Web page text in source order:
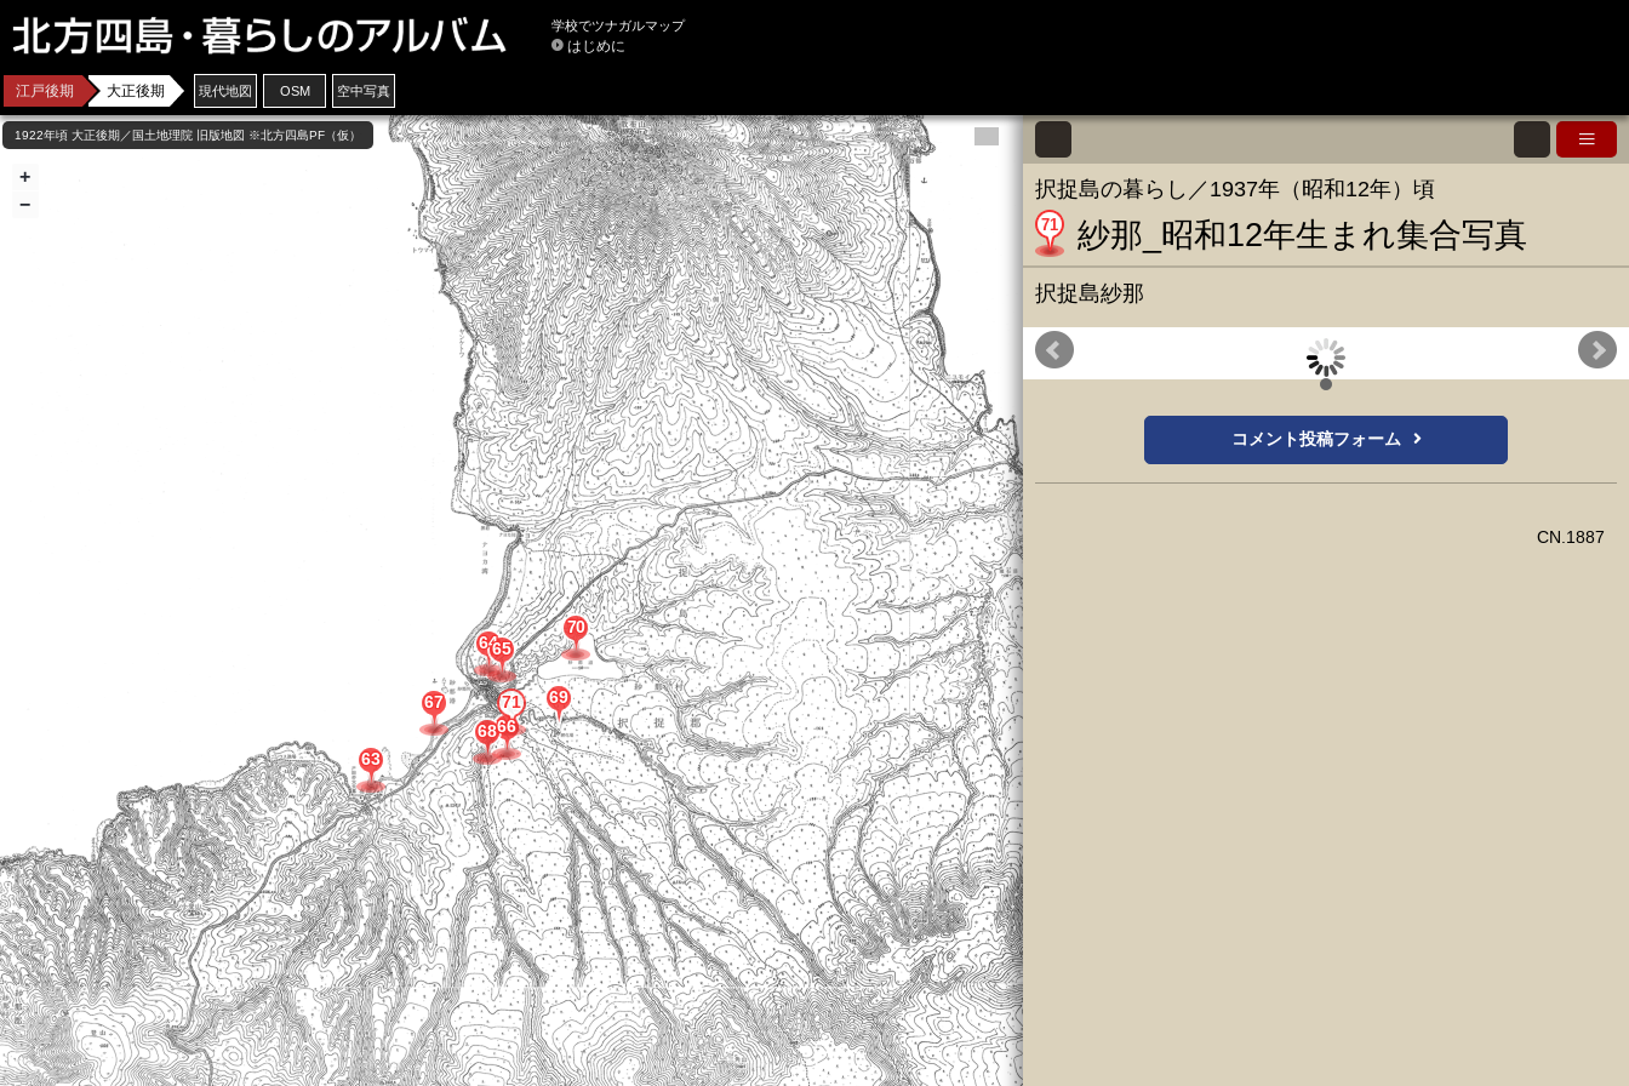
学校でツナガルマップ
はじめに
江戸後期 大正後期 現代地図 OSM 空中写真
1922年頃 大正後期／国土地理院 旧版地図 ※北方四島PF（仮）
+
−
択捉島の暮らし／1937年（昭和12年）頃
71 紗那_昭和12年生まれ集合写真
択捉島紗那
公益社団法人千島歯舞諸島居住者連盟提供／小濱氏所蔵
コメント投稿フォーム
CN.1887